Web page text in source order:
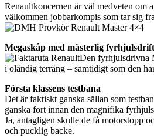
Renaultkoncernen är väl medveten om
välkommen jobbarkompis som tar sig
Megaskåp med mästerlig fyrhjulsdrift
Den fyrhjulsdrivna
i oländig terräng – samtidigt som den
Första klassens testbana
Det är faktiskt ganska sällan som
ganska fort innan den magnifika
Ja, antagligen skulle de få motorstopp
och pucklig backe.